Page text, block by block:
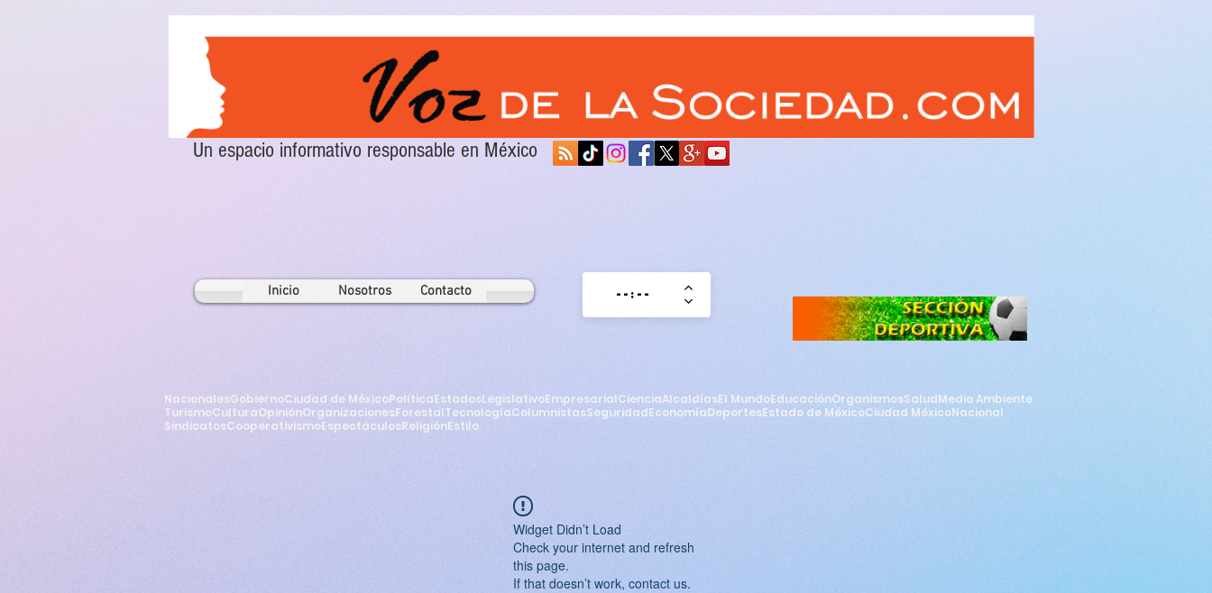
Un espacio informativo responsable en México
Inicio Nosotros Contacto
NacionalesGobiernoCiudad de MéxicoPolíticaEstadosLegislativoEmpresarialCienciaAlcaldíasEl MundoEducaciónOrganismosSaludMedio Ambiente
TurismoCulturaOpiniónOrganizacionesForestalTecnologíaColumnistasSeguridadEconomíaDeportesEstado de MéxicoCiudad MéxicoNacional
SindicatosCooperativismoEspectáculosReligiónEstilo
Widget Didn’t Load
Check your internet and refresh
this page.
If that doesn’t work, contact us.